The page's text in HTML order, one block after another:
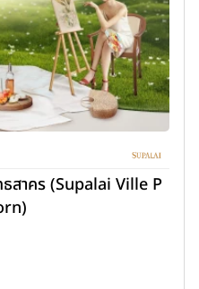
สาคร (Supalai Ville P